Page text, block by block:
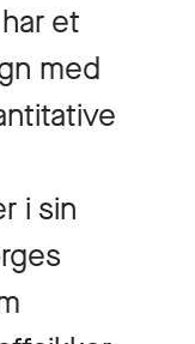
et
med
i sin